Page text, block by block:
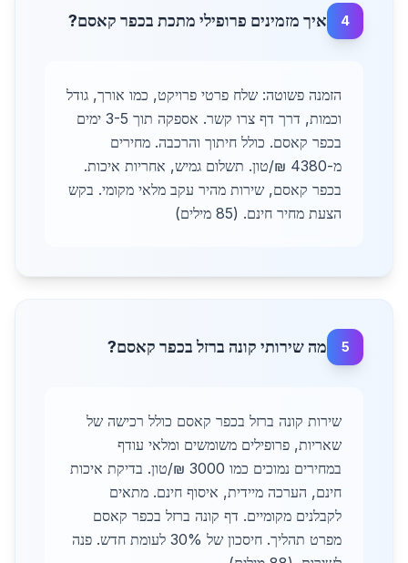
4 איך מזמינים פרופילי מתכת בכפר קאסם?
הזמנה פשוטה: שלח פרטי פרויקט, כמו אורך, גודל
וכמות, דרך דף צרו קשר. אספקה תוך 3-5 ימים
בכפר קאסם. כולל חיתוך והרכבה. מחירים
מ-4380 ₪/טון. תשלום גמיש, אחריות איכות.
בכפר קאסם, שירות מהיר עקב מלאי מקומי. בקש
הצעת מחיר חינם. (85 מילים)
5 מה שירותי קונה ברזל בכפר קאסם?
שירות קונה ברזל בכפר קאסם כולל רכישה של
שאריות, פרופילים משומשים ומלאי עודף
במחירים נמוכים כמו 3000 ₪/טון. בדיקת איכות
חינם, הערכה מיידית, איסוף חינם. מתאים
לקבלנים מקומיים. דף קונה ברזל בכפר קאסם
מפרט תהליך. חיסכון של 30% לעומת חדש. פנה